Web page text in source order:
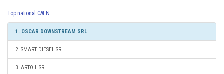
Top national CAEN
1. OSCAR DOWNSTREAM SRL
2. SMART DIESEL SRL
3. ARTOIL SRL